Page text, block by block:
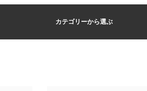
カテゴリーから選ぶ